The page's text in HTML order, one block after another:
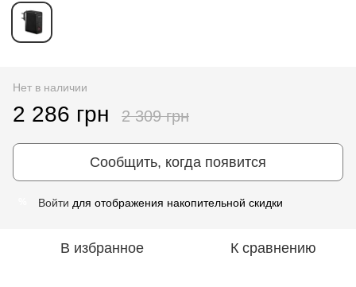
Нет в наличии
2 286 грн 2 309 грн
Сообщить, когда появится
Войти для отображения накопительной скидки
В избранное К сравнению